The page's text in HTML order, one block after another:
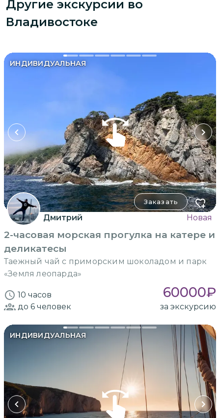
Другие экскурсии во
Владивостоке
ИНДИВИДУАЛЬНАЯ
Заказать
Дмитрий Новая
2-часовая морская прогулка на катере и
деликатесы
Таежный чай с приморским шоколадом и парк
«Земля леопарда»
10 часов 60000₽
до 6 человек за экскурсию
ИНДИВИДУАЛЬНАЯ